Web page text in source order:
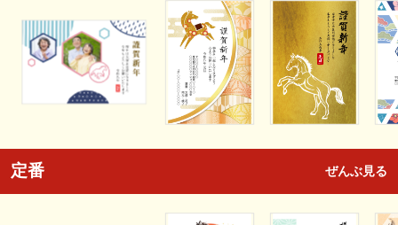
定番 ぜんぶ見る